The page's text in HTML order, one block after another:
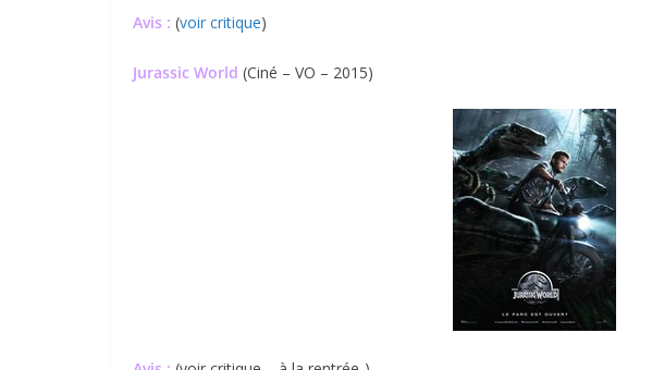
Avis : (voir critique)
Jurassic World (Ciné – VO – 2015)